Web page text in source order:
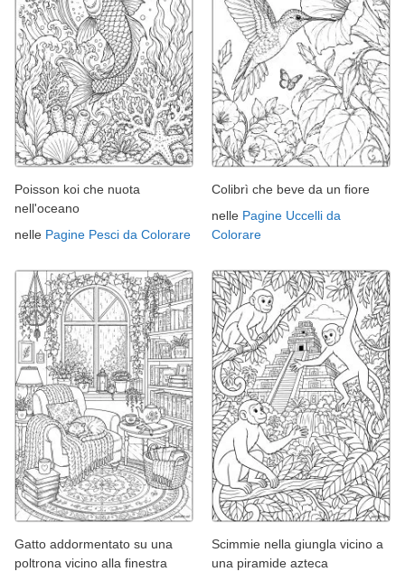
Poisson koi che nuota
nell'oceano
nelle Pagine Pesci da Colorare
Colibrì che beve da un fiore
nelle Pagine Uccelli da
Colorare
Gatto addormentato su una
poltrona vicino alla finestra
Scimmie nella giungla vicino a
una piramide azteca